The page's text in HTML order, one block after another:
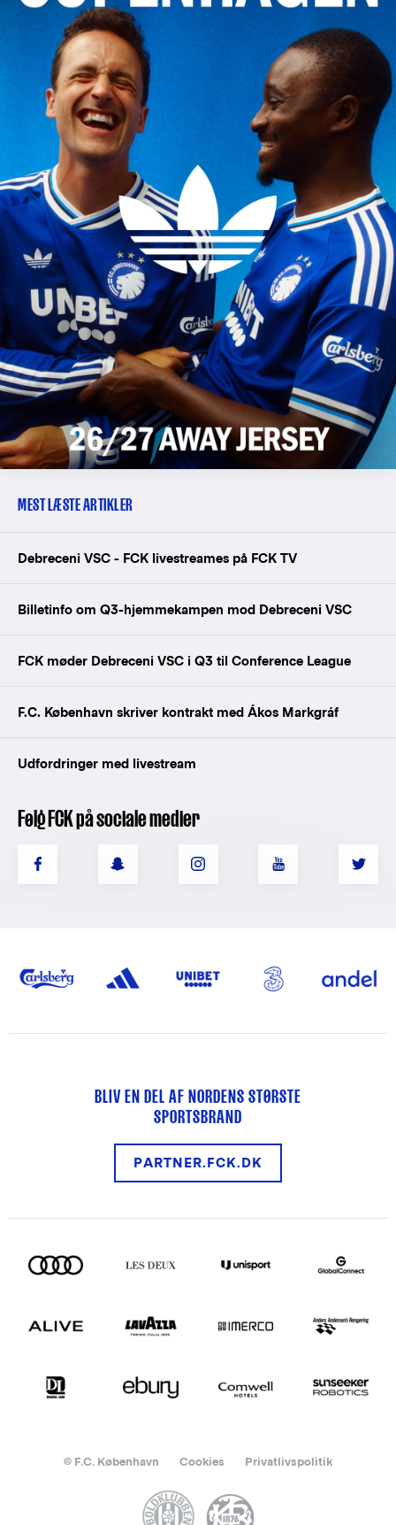
MEST LÆSTE ARTIKLER
Debreceni VSC - FCK livestreames på FCK TV
Billetinfo om Q3-hjemmekampen mod Debreceni VSC
FCK møder Debreceni VSC i Q3 til Conference League
F.C. København skriver kontrakt med Ákos Markgráf
Udfordringer med livestream
Følg FCK på sociale medier
BLIV EN DEL AF NORDENS STØRSTE
SPORTSBRAND
PARTNER.FCK.DK
© F.C. København Cookies Privatlivspolitik